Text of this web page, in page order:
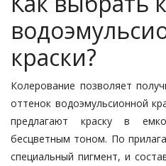
краски?
Колерование позволяет
оттенок водоэмульсионной
предлагают краску в
бесцветным тоном. По
специальный пигмент, и